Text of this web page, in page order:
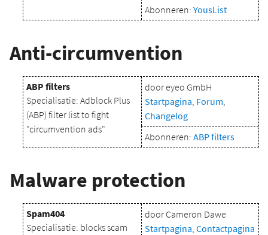
Abonneren: YousList
Anti-circumvention
ABP filters
Specialisatie: Adblock Plus
(ABP) filter list to fight
"circumvention ads"
door eyeo GmbH
Startpagina, Forum,
Changelog
Abonneren: ABP filters
Malware protection
Spam404
Specialisatie: blocks scam
door Cameron Dawe
Startpagina, Contactpagina